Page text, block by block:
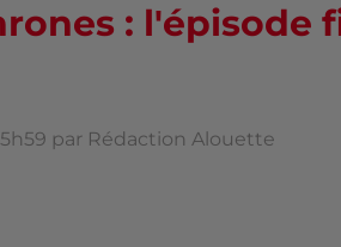
:
5h59 par Rédaction Alouette